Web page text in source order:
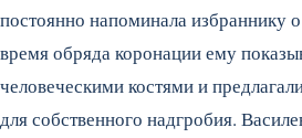
постоянно напоминала избраннику
время обряда коронации ему
человеческими костями и
для собственного надгробия.